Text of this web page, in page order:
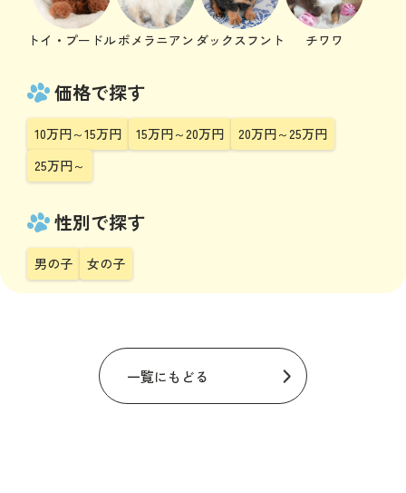
トイ・プードルポメラニアン ダックスフント チワワ
価格で探す
10万円～15万円 15万円～20万円
20万円～25万円
25万円～
性別で探す
男の子 女の子
一覧にもどる